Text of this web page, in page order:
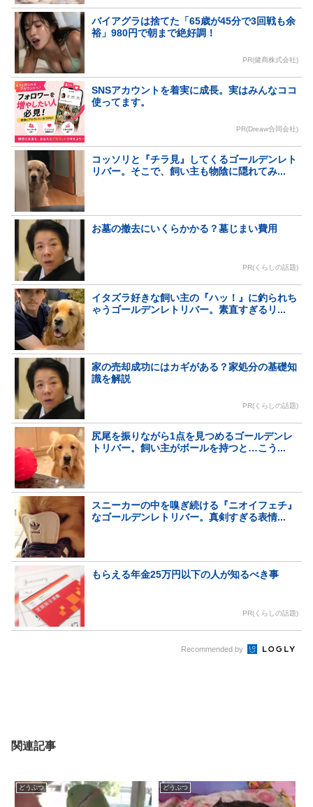
バイアグラは捨てた「65歳が45分で3回戦も余
裕」980円で朝まで絶好調！
PR(健商株式会社)
SNSアカウントを着実に成長。実はみんなココ
使ってます。
PR(Dreaw合同会社)
コッソリと『チラ見』してくるゴールデンレト
リバー。そこで、飼い主も物陰に隠れてみ...
お墓の撤去にいくらかかる？墓じまい費用
PR(くらしの話題)
イタズラ好きな飼い主の『ハッ！』に釣られち
ゃうゴールデンレトリバー。素直すぎるリ...
家の売却成功にはカギがある？家処分の基礎知
識を解説
PR(くらしの話題)
尻尾を振りながら1点を見つめるゴールデンレ
トリバー。飼い主がボールを持つと…こう...
スニーカーの中を嗅ぎ続ける『ニオイフェチ』
なゴールデンレトリバー。真剣すぎる表情...
もらえる年金25万円以下の人が知るべき事
PR(くらしの話題)
Recommended by
関連記事
どうぶつ どうぶつ